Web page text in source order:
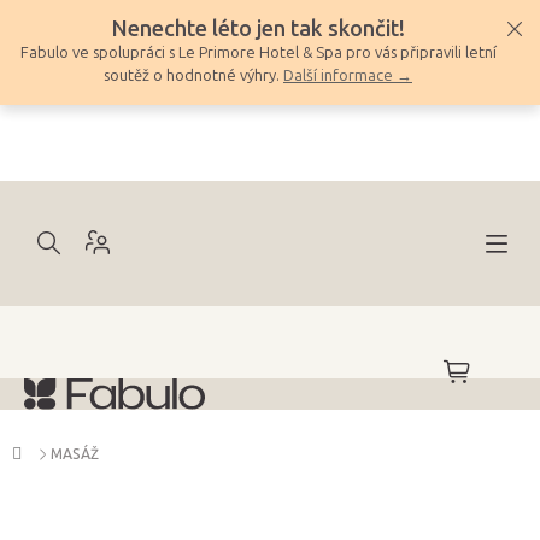
obsah
Nenechte léto jen tak skončit!
Fabulo ve spolupráci s Le Primore Hotel & Spa pro vás připravili letní
soutěž o hodnotné výhry. Další informace →
NÁKUPNÍ
KOŠÍK
Domů
MASÁŽ